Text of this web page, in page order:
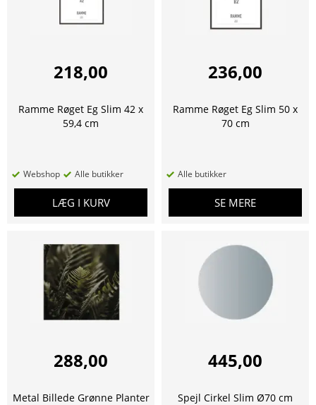
218,00
Ramme Røget Eg Slim 42 x
59,4 cm
Webshop Alle butikker
LÆG I KURV
236,00
Ramme Røget Eg Slim 50 x
70 cm
Alle butikker
SE MERE
288,00
Metal Billede Grønne Planter
445,00
Spejl Cirkel Slim Ø70 cm